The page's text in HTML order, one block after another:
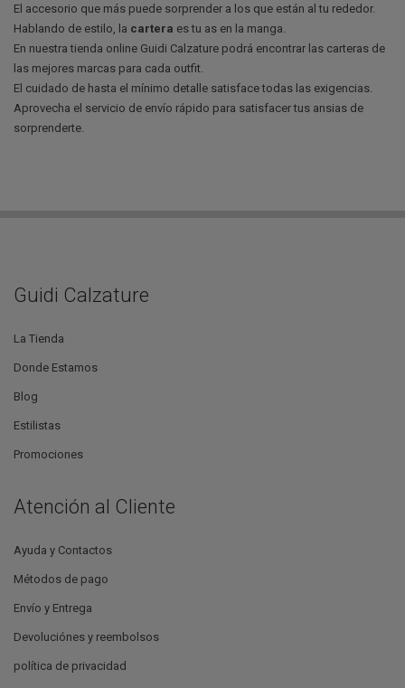
El accesorio que más puede sorprender a los que están al tu rededor.
Hablando de estilo, la cartera es tu as en la manga.
En nuestra tienda online Guidi Calzature podrá encontrar las carteras de
las mejores marcas para cada outfit.
El cuidado de hasta el mínimo detalle satisface todas las exigencias.
Aprovecha el servicio de envío rápido para satisfacer tus ansias de
sorprenderte.
Guidi Calzature
La Tienda
Donde Estamos
Blog
Estilistas
Promociones
Atención al Cliente
Ayuda y Contactos
Métodos de pago
Envío y Entrega
Devoluciónes y reembolsos
política de privacidad